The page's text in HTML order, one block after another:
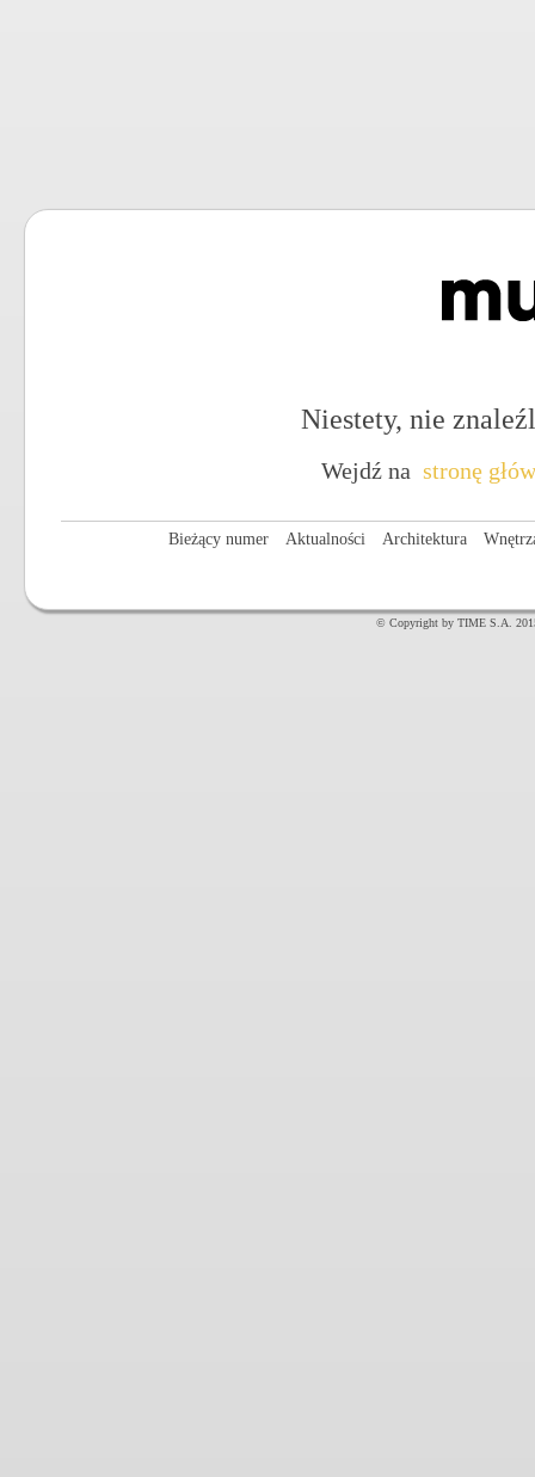
Niestety, nie
Wejdź na stronę
Bieżący numer Aktualności Architektura
© Copyright by TIME S.A.